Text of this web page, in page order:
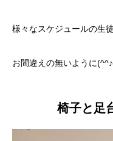
様々なスケジュールの生
お間違えの無いように(^^♪
椅子と足